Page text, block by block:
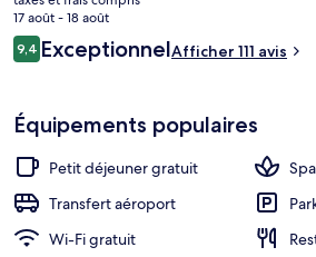
actuel
est
de
17 août - 18 août
Avis
voyageurs
9,49,4 sur 10
ExceptionnelAfficher 111 avis
Équipements populaires
Petit déjeuner gratuit
Spa
Transfert aéroport
Wi-Fi gratuit